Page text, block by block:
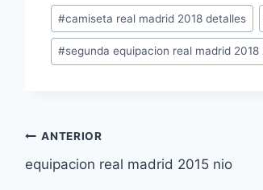
Etiquetas
de
la
#camiseta real madrid 2018 detalles
#segunda equipacion real madrid 2018
Navegación
de
ANTERIOR
equipacion real madrid 2015 nio